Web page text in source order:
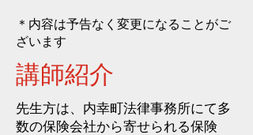
​＊内容は予告なく変更になることがご
ざいます
講師紹介
​先生方は、内幸町法律事務所にて多
数の保険会社から寄せられる保険